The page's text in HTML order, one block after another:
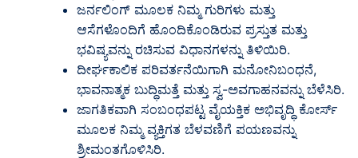
ಜರ್ನಲಿಂಗ್ ಮೂಲಕ ನಿಮ್ಮ ಗುರಿಗಳು ಮತ್ತು
ಆಸೆಗಳೊಂದಿಗೆ ಹೊಂದಿಕೊಂಡಿರುವ ಪ್ರಸ್ತುತ ಮತ್ತು
ಭವಿಷ್ಯವನ್ನು ರಚಿಸುವ ವಿಧಾನಗಳನ್ನು ತಿಳಿಯಿರಿ.
ದೀರ್ಘಕಾಲಿಕ ಪರಿವರ್ತನೆಯಿಗಾಗಿ ಮನೋನಿಬಂಧನೆ,
ಭಾವನಾತ್ಮಕ ಬುದ್ಧಿಮತ್ತೆ ಮತ್ತು ಸ್ವ-ಅವಗಾಹನವನ್ನು ಬೆಳೆಸಿರಿ.
ಜಾಗತಿಕವಾಗಿ ಸಂಬಂಧಪಟ್ಟ ವೈಯಕ್ತಿಕ ಅಭಿವೃದ್ಧಿ ಕೋರ್ಸ್
ಮೂಲಕ ನಿಮ್ಮ ವ್ಯಕ್ತಿಗತ ಬೆಳವಣಿಗೆ ಪಯಣವನ್ನು
ಶ್ರೀಮಂತಗೊಳಿಸಿರಿ.